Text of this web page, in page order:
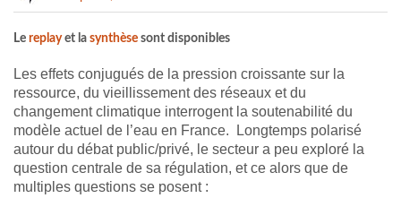
Le replayet la synthèse sont disponibles
Les effets conjugués de la pression croissante sur la
ressource, du vieillissement des réseaux et du
changement climatique interrogent la soutenabilité du
modèle actuel de l’eau en France. Longtemps polarisé
autour du débat public/privé, le secteur a peu exploré la
question centrale de sa régulation, et ce alors que de
multiples questions se posent :